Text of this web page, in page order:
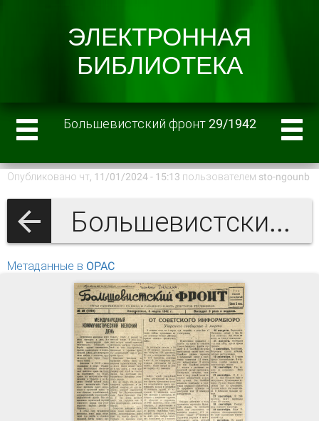
Большевистский фронт 29/1942
Опубликовано чт, 11/01/2024 - 15:13 пользователем sto-ngounb
Большевистский фронт 1942 г.
Метаданные в OPAC